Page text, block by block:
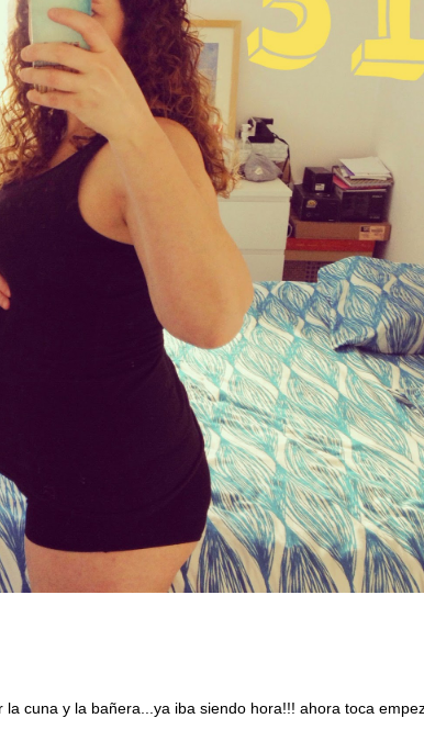
cuna y la bañera...ya iba siendo hora!!! ahora toca